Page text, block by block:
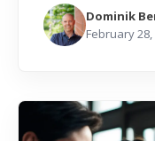
Dominik
February 28,